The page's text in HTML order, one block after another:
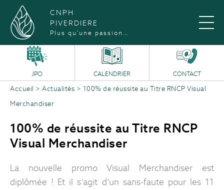
CNPH
PIVERDIERE
Plus qu'une passion…
JPO CALENDRIER CONTACT
Accueil > Actualités > 100% de réussite au Titre RNCP Visual
Merchandiser
100% de réussite au Titre RNCP
Visual Merchandiser
La nouvelle promo Visual Merchandiser est
diplômée ! Et il s’agit d’un sans-faute pour les 11